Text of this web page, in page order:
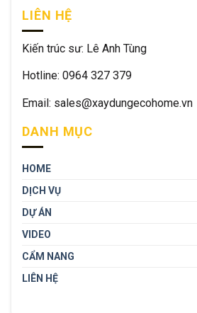
LIÊN HỆ
Kiến trúc sư: Lê Anh Tùng
Hotline: 0964 327 379
Email: sales@xaydungecohome.vn
DANH MỤC
HOME
DỊCH VỤ
DỰ ÁN
VIDEO
CẨM NANG
LIÊN HỆ